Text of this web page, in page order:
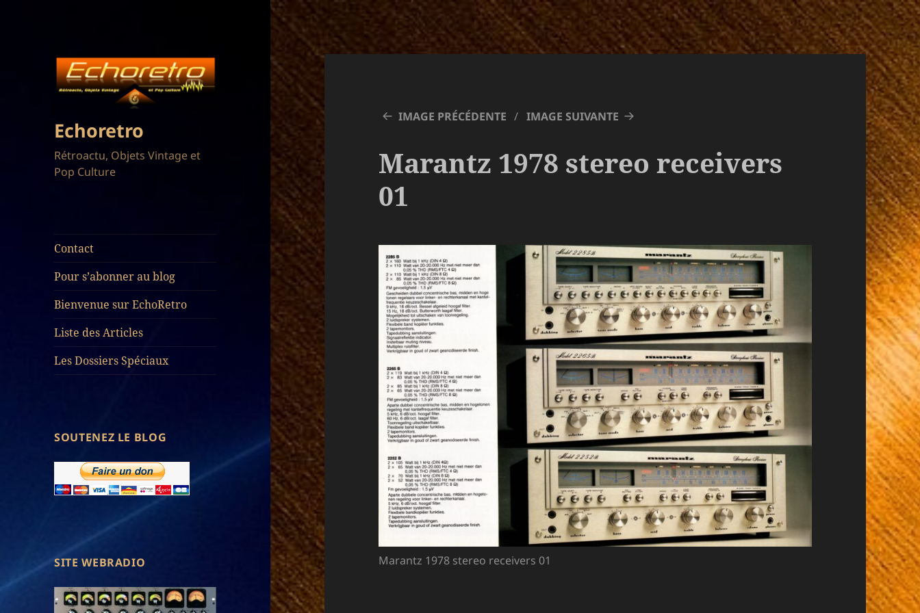
Echoretro
Rétroactu, Objets Vintage et
Pop Culture
Contact
Pour s’abonner au blog
Bienvenue sur EchoRetro
Liste des Articles
Les Dossiers Spéciaux
SOUTENEZ LE BLOG
SITE WEBRADIO
IMAGE PRÉCÉDENTE IMAGE SUIVANTE
Marantz 1978 stereo receivers
01
Marantz 1978 stereo receivers 01